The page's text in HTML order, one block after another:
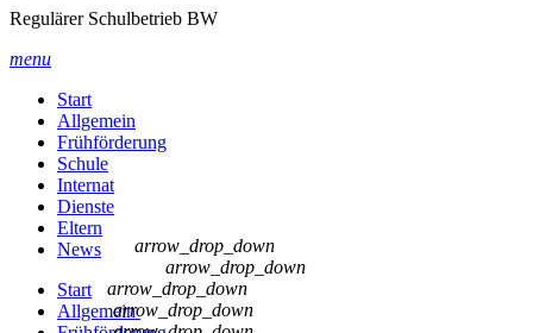
Regulärer Schulbetrieb BW
menu
Start
Allgemein
Frühförderung
Schule
Internat
Dienste
Eltern
News
Start
Allgemein
arrow_drop_down
arrow_drop_down
arrow_drop_down
arrow_drop_down